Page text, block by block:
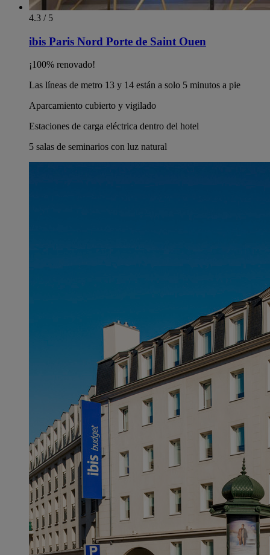
4.3 / 5
ibis Paris Nord Porte de Saint Ouen
¡100% renovado!
Las líneas de metro 13 y 14 están a solo 5 minutos a pie
Aparcamiento cubierto y vigilado
Estaciones de carga eléctrica dentro del hotel
5 salas de seminarios con luz natural